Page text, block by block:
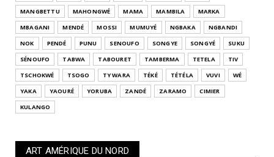
MANGBETTU
MAHONGWÉ MAMA MAMBILA
MARKA
MBAGANI
MENDÉ MOSSI MUMUYÉ NGBAKA
NGBANDI
NOK
PENDÉ PUNU SENOUFO SONGYE SONGYÉ
SUKU
SÉNOUFO
TABWA TABOURET TAMBERMA TETELA
TIV
TSCHOKWÉ
TSOGO TY WARA TÉKÉ TÉTÉLA VUVI
WÉ
YAKA
YAOURÉ YORUBA ZANDÉ ZARAMO
CIMIER
KULANGO
ART AMÉRIQUE DU NORD